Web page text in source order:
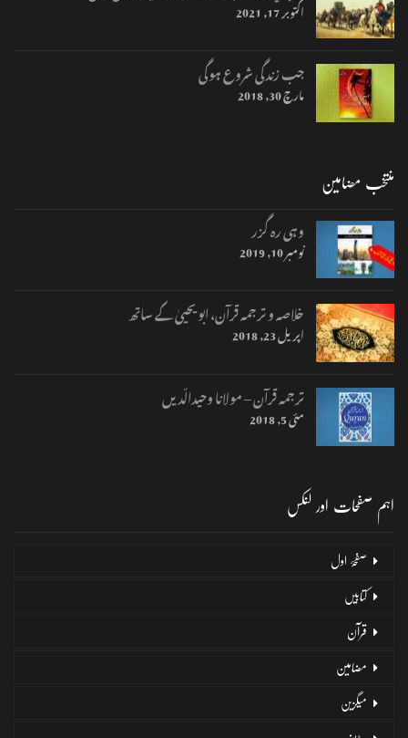
اکتوبر 17, 2021
جب زندگی شروع ہوگی
مارچ 30, 2018
منتخب مضامین
وہی رہ گزر
نومبر 10, 2019
خلاصہ و ترجمہ قرآن، ابو یحییٰ کے ساتھ
اپریل 23, 2018
ترجمہ قرآن – مولانا وحیدالّدیں
مئی 5, 2018
اہم صفحات اور لنکس
صفحۂ اول
کتابیں
قرآن
مضامین
میگزین